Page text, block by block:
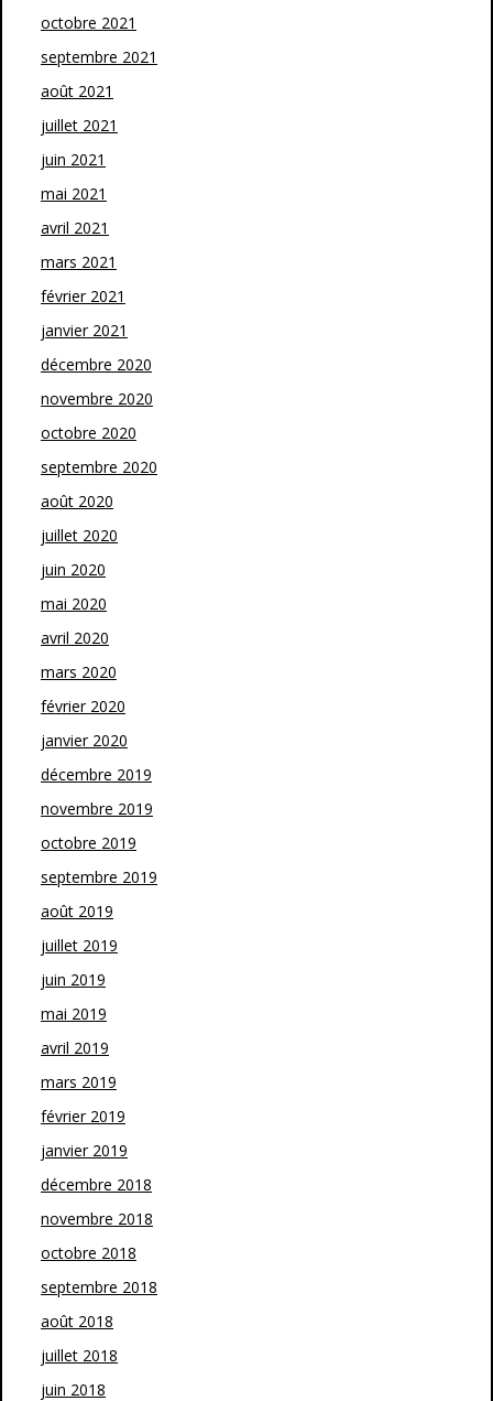
octobre 2021
septembre 2021
août 2021
juillet 2021
juin 2021
mai 2021
avril 2021
mars 2021
février 2021
janvier 2021
décembre 2020
novembre 2020
octobre 2020
septembre 2020
août 2020
juillet 2020
juin 2020
mai 2020
avril 2020
mars 2020
février 2020
janvier 2020
décembre 2019
novembre 2019
octobre 2019
septembre 2019
août 2019
juillet 2019
juin 2019
mai 2019
avril 2019
mars 2019
février 2019
janvier 2019
décembre 2018
novembre 2018
octobre 2018
septembre 2018
août 2018
juillet 2018
juin 2018